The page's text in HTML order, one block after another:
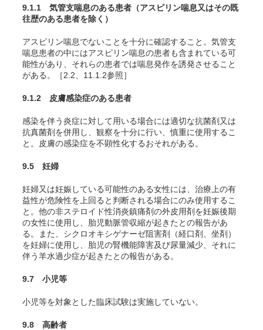
9.1.1 気管支喘息のある患者（アスピリン喘息又はその既
往歴のある患者を除く）
アスピリン喘息でないことを十分に確認すること。気管支
喘息患者の中にはアスピリン喘息の患者も含まれている可
能性があり、それらの患者では喘息発作を誘発させること
がある。［2.2、11.1.2参照］
9.1.2 皮膚感染症のある患者
感染を伴う炎症に対して用いる場合には適切な抗菌剤又は
抗真菌剤を併用し、観察を十分に行い、慎重に使用するこ
と。皮膚の感染症を不顕性化するおそれがある。
9.5 妊婦
妊婦又は妊娠している可能性のある女性には、治療上の有
益性が危険性を上回ると判断される場合にのみ使用するこ
と。他の非ステロイド性消炎鎮痛剤の外皮用剤を妊娠後期
の女性に使用し、胎児動脈管収縮が起きたとの報告があ
る。また、シクロオキシゲナーゼ阻害剤（経口剤、坐剤）
を妊婦に使用し、胎児の腎機能障害及び尿量減少、それに
伴う羊水過少症が起きたとの報告がある。
9.7 小児等
小児等を対象とした臨床試験は実施していない。
9.8 高齢者